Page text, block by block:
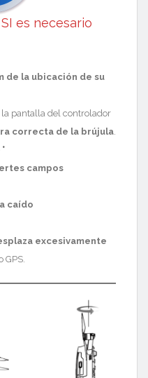
es necesario
de la ubicación de su
pantalla del controlador
correcta de la brújula
campos
caído
excesivamente
GPS